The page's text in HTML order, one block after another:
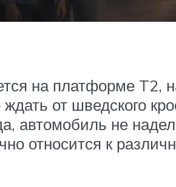
на платформе T2,
от шведского
автомобиль не
относится к